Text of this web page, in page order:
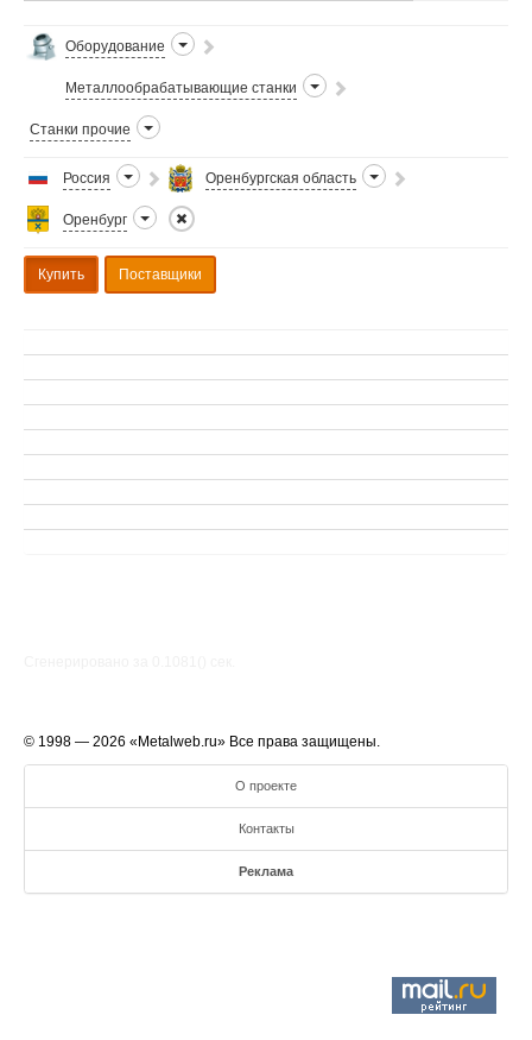
Оборудование
Металлообрабатывающие станки
Станки прочие
Россия Оренбургская область
Оренбург
Купить Поставщики
© 1998 — 2026 «Metalweb.ru» Все права защищены.
О проекте
Контакты
Реклама